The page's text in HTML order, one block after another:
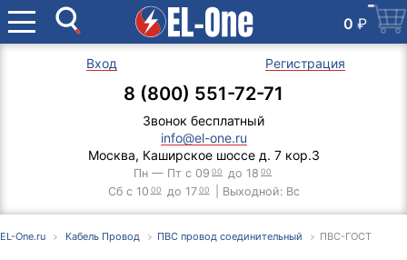
0 ₽
Вход Регистрация
8 (800) 551-72-71
Звонок бесплатный
info@el-one.ru
Москва, Каширское шоссе д. 7 кор.3
Пн — Пт с 09 00 до 18 00
Сб с 10 00 до 17 00 | Выходной: Вс
EL-One.ru Кабель Провод ПВС провод соединительный ПВС-ГОСТ